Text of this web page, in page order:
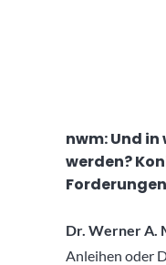
nwm: Und
werden?
Dr. Werner A.
Anleihen oder